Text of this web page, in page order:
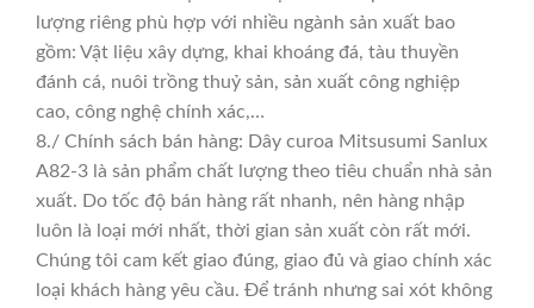
lượng riêng phù hợp với nhiều ngành sản xuất bao
gồm: Vật liệu xây dựng, khai khoáng đá, tàu thuyền
đánh cá, nuôi trồng thuỷ sản, sản xuất công nghiệp
cao, công nghệ chính xác,…
8./ Chính sách bán hàng: Dây curoa Mitsusumi Sanlux
A82-3 là sản phẩm chất lượng theo tiêu chuẩn nhà sản
xuất. Do tốc độ bán hàng rất nhanh, nên hàng nhập
luôn là loại mới nhất, thời gian sản xuất còn rất mới.
Chúng tôi cam kết giao đúng, giao đủ và giao chính xác
loại khách hàng yêu cầu. Để tránh nhưng sai xót không